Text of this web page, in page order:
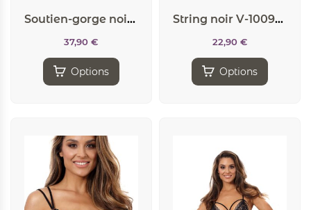
Soutien-gorge noir V-10051 – Axami
37,90 €
Options
String noir V-10098 – Axami
22,90 €
Options